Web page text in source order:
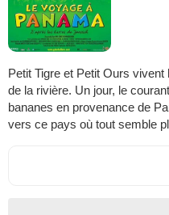
Petit Tigre et Petit Ours
de la rivière. Un jour, le
bananes en provenance de
vers ce pays où tout semble